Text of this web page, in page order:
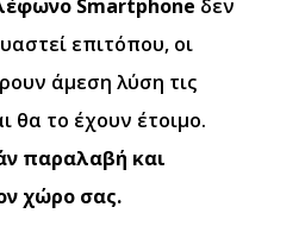
Smartphone δεν
επιτόπου, οι
άμεση λύση τις
θα το έχουν έτοιμο.
παραλαβή και
χώρο σας.